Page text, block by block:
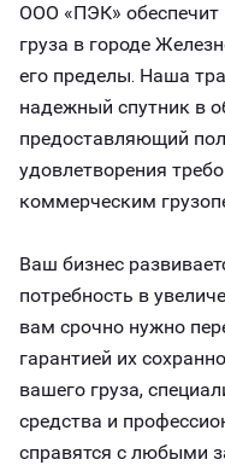
ООО «ПЭК»
груза в городе
его пределы. Наша
надежный спутник в
предоставляющий
удовлетворения
коммерческим
Ваш бизнес
потребность в
вам срочно нужно
гарантией их
вашего груза,
средства и
справятся с любыми